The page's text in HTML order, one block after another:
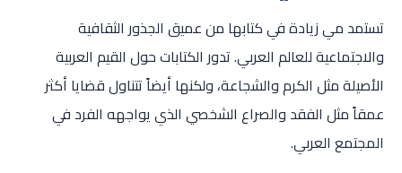
تستمد مي زيادة في كتابها من عميق الجذور الثقافية
والاجتماعية للعالم العربي. تدور الكتابات حول القيم العربية
الأصيلة مثل الكرم والشجاعة، ولكنها أيضاً تتناول قضايا أكثر
عمقاً مثل الفقد والصراع الشخصي الذي يواجهه الفرد في
المجتمع العربي.